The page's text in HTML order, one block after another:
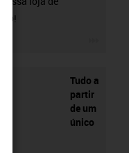
Tudo a
partir
de um
único